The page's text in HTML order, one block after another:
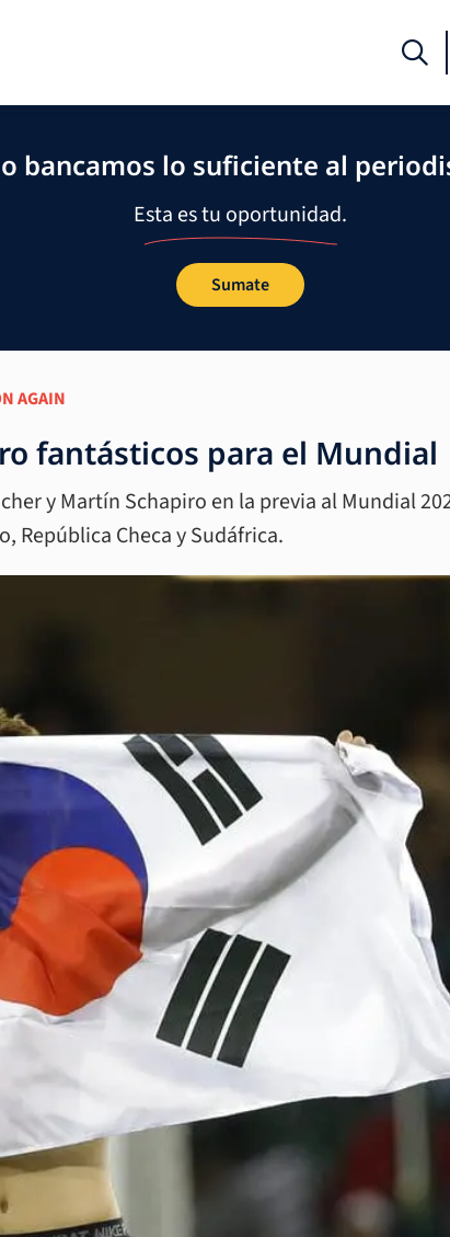
bancamos lo suficiente al
Esta es tu oportunidad.
Sumate
AGAIN
fantásticos para el Mundial
y Martín Schapiro en la previa al Mundial
República Checa y Sudáfrica.